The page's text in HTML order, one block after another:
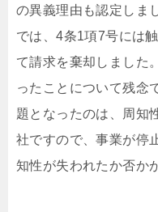
の異義理由も認定しま
では、4条1項7号には
て請求を棄却しました
ったことについて残念
題となったのは、周知
社ですので、事業が停
知性が失われたか否か